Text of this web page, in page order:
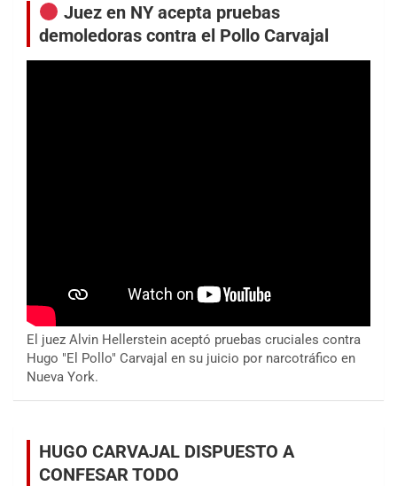
Juez en NY acepta pruebas
demoledoras contra el Pollo Carvajal
El juez Alvin Hellerstein aceptó pruebas cruciales contra
Hugo "El Pollo" Carvajal en su juicio por narcotráfico en
Nueva York.
HUGO CARVAJAL DISPUESTO A
CONFESAR TODO